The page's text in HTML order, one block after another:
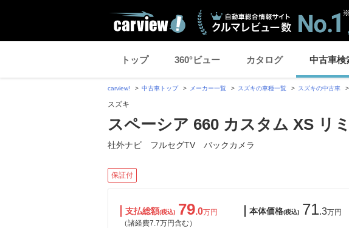
トップ 360°ビュー カタログ 中古車検
carview! 中古車トップ メーカー一覧 スズキの車種一覧 スズキの中古車
スズキ
スペーシア 660 カスタム XS リ
社外ナビ フルセグTV バックカメラ
保証付
支払総額(税込) 79.0万円
（諸経費7.7万円含む）
本体価格(税込) 71.3万円